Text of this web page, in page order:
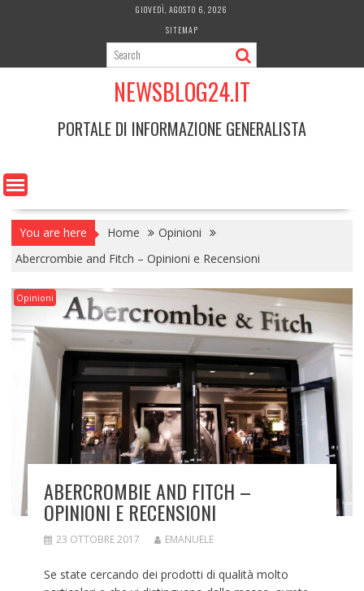
GIOVEDÌ, AGOSTO 6, 2026
SITEMAP
NEWSBLOG24.IT
PORTALE DI INFORMAZIONE GENERALISTA
You are here Home
Opinioni
Abercrombie and Fitch – Opinioni e Recensioni
Opinioni
ABERCROMBIE AND FITCH –
OPINIONI E RECENSIONI
23 OTTOBRE 2017 EMANUELE
Se state cercando dei prodotti di qualità molto